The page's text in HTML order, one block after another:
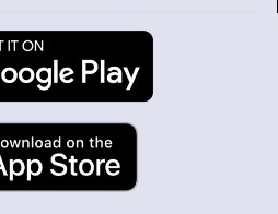
বক্তব্য প্রচারে ভারতের সমর্থন
গণঅভ্যুত্থানে আহত যোদ্ধা
খোঁজ নিলেন প্রধানমন্ত্রী